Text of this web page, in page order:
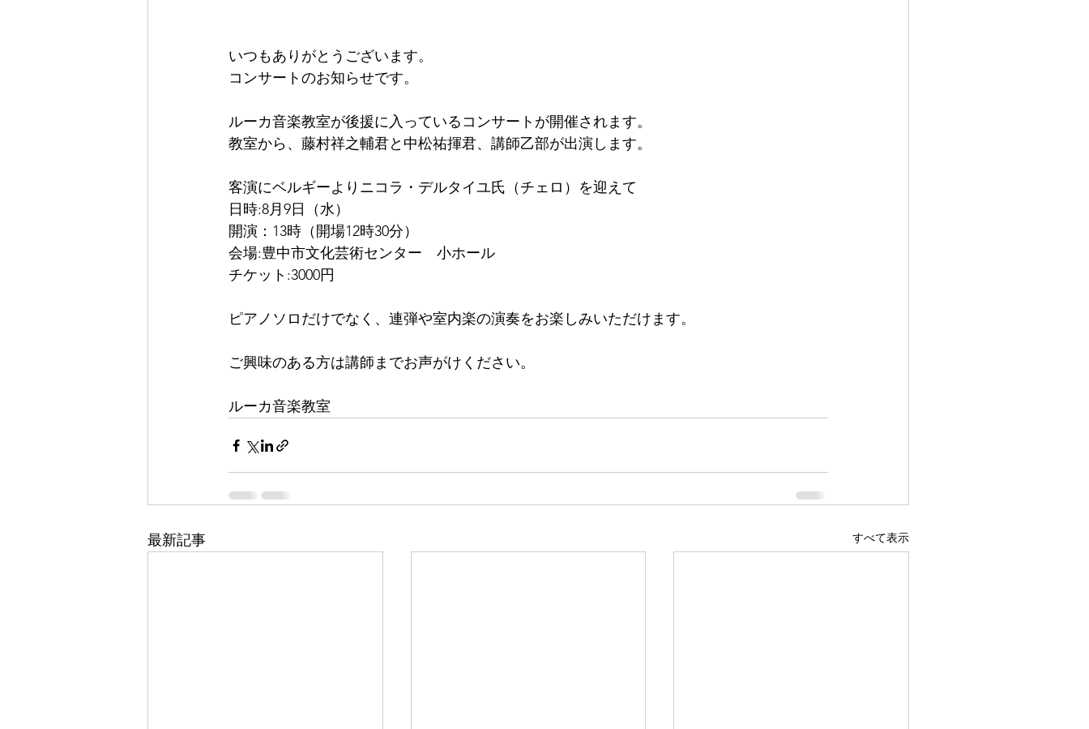
いつもありがとうございます。
コンサートのお知らせです。
ルーカ音楽教室が後援に入っているコンサートが開催されます。
教室から、藤村祥之輔君と中松祐揮君、講師乙部が出演します。
客演にベルギーよりニコラ・デルタイユ氏（チェロ）を迎えて
日時:8月9日（水）
開演：13時（開場12時30分）
会場:豊中市文化芸術センター　小ホール
チケット:3000円
ピアノソロだけでなく、連弾や室内楽の演奏をお楽しみいただけます。
ご興味のある方は講師までお声がけください。
ルーカ音楽教室
最新記事 すべて表示